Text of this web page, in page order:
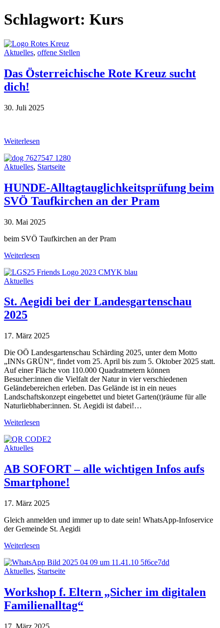
Schlagwort: Kurs
Aktuelles, offene Stellen
Das Österreichische Rote Kreuz sucht
dich!
30. Juli 2025
Weiterlesen
Aktuelles, Startseite
HUNDE-Alltagtauglichkeitsprüfung beim
SVÖ Taufkirchen an der Pram
30. Mai 2025
beim SVÖ Taufkirchen an der Pram
Weiterlesen
Aktuelles
St. Aegidi bei der Landesgartenschau
2025
17. März 2025
Die OÖ Landesgartenschau Schärding 2025, unter dem Motto
„INNs GRÜN“, findet vom 25. April bis zum 5. Oktober 2025 statt.
Auf einer Fläche von 110.000 Quadratmetern können
Besucher:innen die Vielfalt der Natur in vier verschiedenen
Geländebereichen erleben. Das Gelände ist in ein neues
Landschaftskonzept eingebettet und bietet Garten(t)räume für alle
Naturliebhaber:innen. St. Aegidi ist dabei!…
Weiterlesen
Aktuelles
AB SOFORT – alle wichtigen Infos aufs
Smartphone!
17. März 2025
Gleich anmelden und immer up to date sein! WhatsApp-Infoservice
der Gemeinde St. Aegidi
Weiterlesen
Aktuelles, Startseite
Workshop f. Eltern „Sicher im digitalen
Familienalltag“
17. März 2025